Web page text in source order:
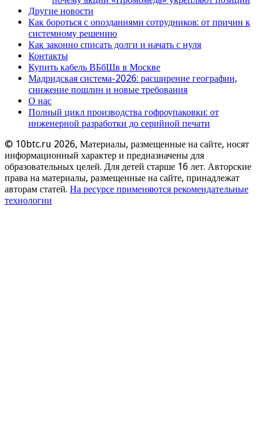
Другие новости
Как бороться с опозданиями сотрудников: от причин к
системному решению
Как законно списать долги и начать с нуля
Контакты
Купить кабель ВБбШв в Москве
Мадридская система-2026: расширение географии,
снижение пошлин и новые требования
О нас
Полный цикл производства гофроупаковки: от
инженерной разработки до серийной печати
© 10btc.ru 2026, Материалы, размещенные на сайте, носят
информационный характер и предназначены для
образовательных целей. Для детей старше 16 лет. Авторские
права на материалы, размещенные на сайте, принадлежат
авторам статей. На ресурсе применяются рекомендательные
технологии